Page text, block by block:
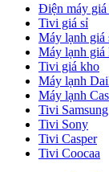
Điện máy giá
Tivi giá sỉ
Máy lạnh giá
Máy lạnh giá
Tivi giá kho
Máy lạnh
Máy lạnh
Tivi Samsung
Tivi Sony
Tivi Casper
Tivi Coocaa